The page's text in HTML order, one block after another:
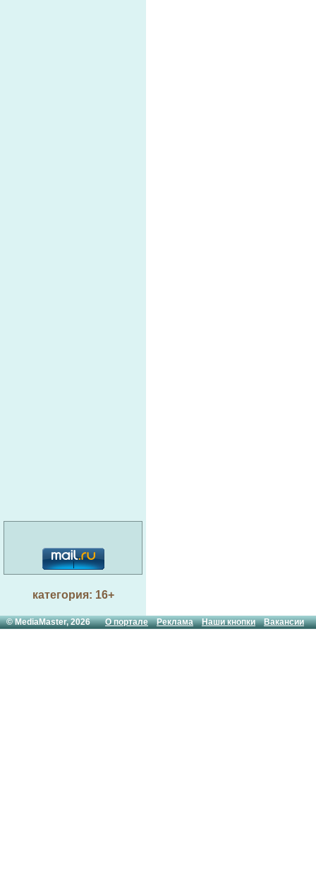
категория: 16+
© MediaMaster, 2026О портале Реклама Наши кнопки Вакансии